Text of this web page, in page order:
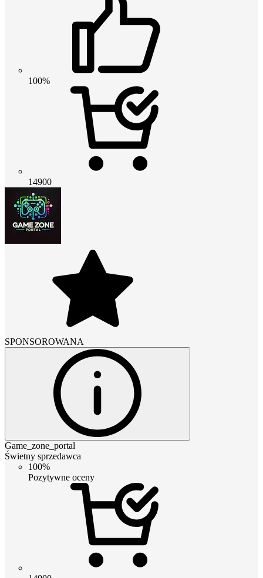
100%
14900
SPONSOROWANA
Game_zone_portal
Świetny sprzedawca
100%
Pozytywne oceny